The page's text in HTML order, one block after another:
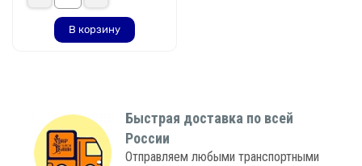
В корзину
Быстрая доставка по всей
России
Отправляем любыми транспортными